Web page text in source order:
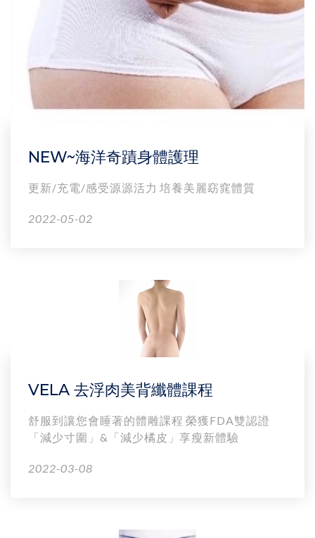
NEW~海洋奇蹟身體護理
更新/充電/感受源源活力 培養美麗窈窕體質
2022-05-02
VELA 去浮肉美背纖體課程
舒服到讓您會睡著的體雕課程 榮獲FDA雙認證
「減少寸圍」&「減少橘皮」享瘦新體驗
2022-03-08